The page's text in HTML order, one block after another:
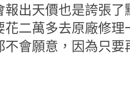
報出天價也是誇張
花二萬多去原廠修
不會願意，因為只